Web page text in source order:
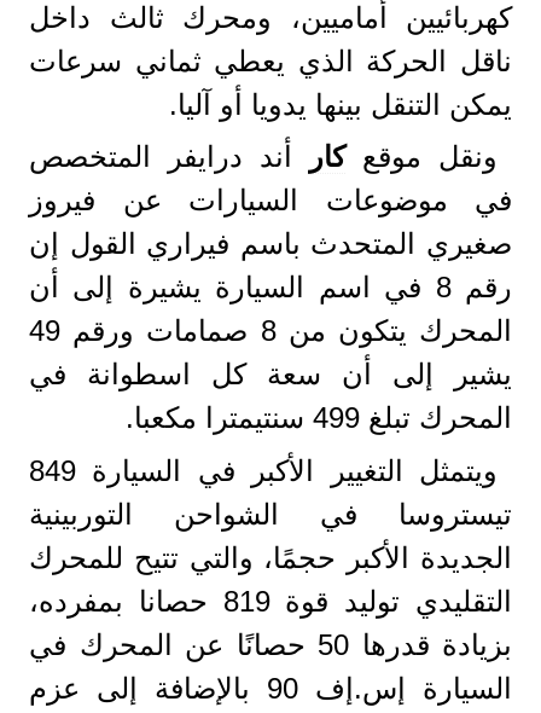
كهربائيين أماميين، ومحرك ثالث داخل
ناقل الحركة الذي يعطي ثماني سرعات
يمكن التنقل بينها يدويا أو آليا.
ونقل موقعكار
أند درايفر المتخصص
في موضوعات السيارات عن فيروز
صغيري المتحدث باسم فيراري القول إن
رقم 8 في اسم السيارة يشيرة إلى أن
المحرك يتكون من 8 صمامات ورقم 49
يشير إلى أن سعة كل اسطوانة في
المحرك تبلغ 499 سنتيمترا مكعبا.
ويتمثل التغيير الأكبر في السيارة 849
تيستروسا في الشواحن التوربينية
الجديدة الأكبر حجمًا، والتي تتيح للمحرك
التقليدي توليد قوة 819 حصانا بمفرده،
بزيادة قدرها 50 حصانًا عن المحرك في
السيارة إس.إف 90 بالإضافة إلى عزم